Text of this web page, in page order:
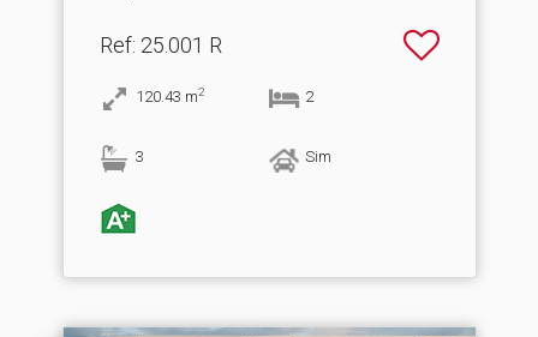
Ref: 25.001 R
120.43 m2 2
3 Sim